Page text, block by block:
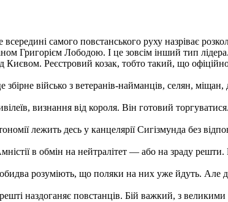
самого повстанського руху назріває
Григорієм Лободою. І це зовсім інший тип лідера.
Реєстровий козак, тобто такий, що
військо з ветеранів-найманців, селян, міщан,
визнання від короля. Він готовий
лежить десь у канцелярії Сигізмунда без
в обмін на нейтралітет — або на зраду
розуміють, що поляки на них уже йдуть. Але
наздоганяє повстанців. Бій важкий, з